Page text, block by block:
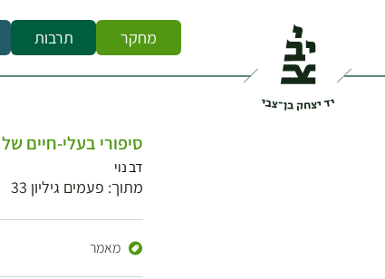
מחקר תרבות
סיפורי בעלי-חיים
דב נוי
מתוך: פעמים גיליון 33
מאמר